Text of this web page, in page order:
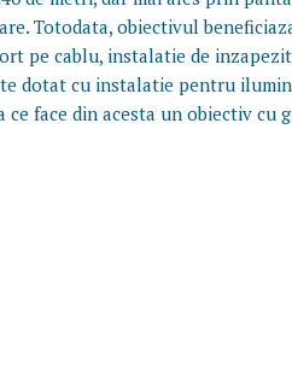
Totodata, obiectivul
pe cablu, instalatie de inzapezit
dotat cu instalatie pentru
face din acesta un obiectiv cu